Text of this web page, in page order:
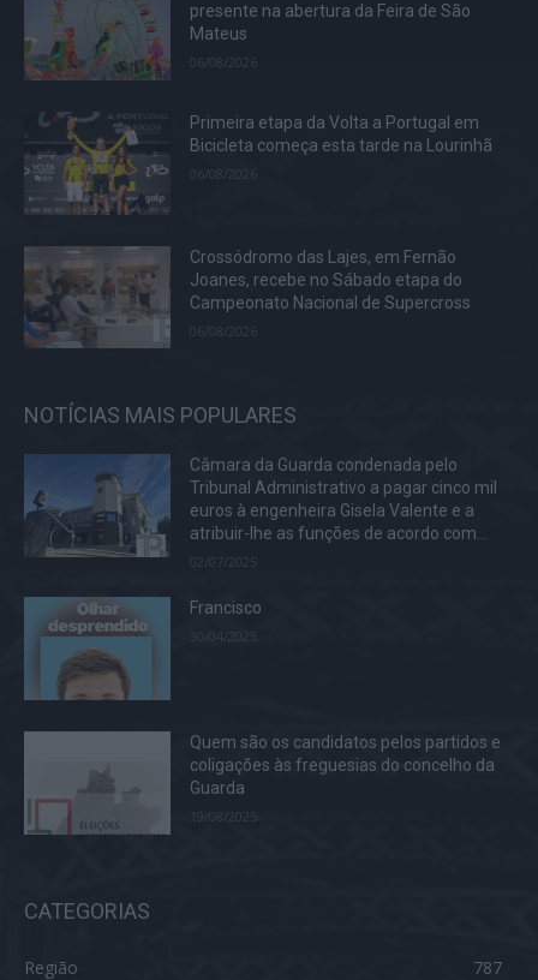
presente na abertura da Feira de São
Mateus
06/08/2026
Primeira etapa da Volta a Portugal em
Bicicleta começa esta tarde na Lourinhã
06/08/2026
Crossódromo das Lajes, em Fernão
Joanes, recebe no Sábado etapa do
Campeonato Nacional de Supercross
06/08/2026
NOTÍCIAS MAIS POPULARES
Câmara da Guarda condenada pelo
Tribunal Administrativo a pagar cinco mil
euros à engenheira Gisela Valente e a
atribuir-lhe as funções de acordo com...
02/07/2025
Francisco
Quem são os candidatos pelos partidos e
coligações às freguesias do concelho da
Guarda
19/08/2025
CATEGORIAS
Região
787